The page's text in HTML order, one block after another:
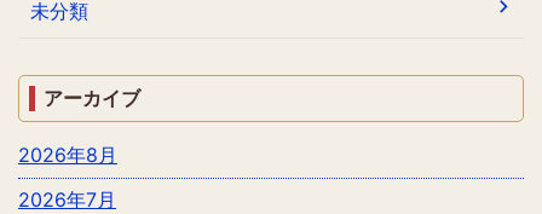
未分類
アーカイブ
2026年8月
2026年7月